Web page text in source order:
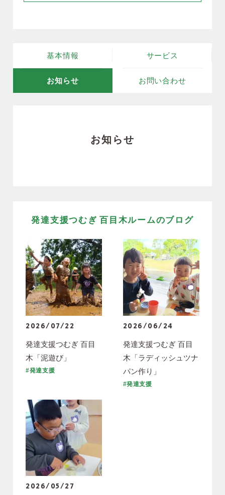
基本情報 サービス
お知らせ お問い合わせ
お知らせ
発達支援つむぎ 百目木ルームのブログ
2026/07/22
発達支援つむぎ 百目
木「泥遊び」
#発達支援
2026/06/24
発達支援つむぎ 百目
木「ラディッシュツナ
パン作り」
#発達支援
2026/05/27